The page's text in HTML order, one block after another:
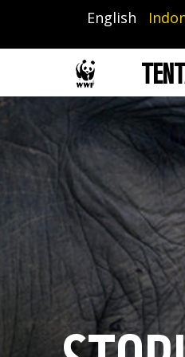
isi
English